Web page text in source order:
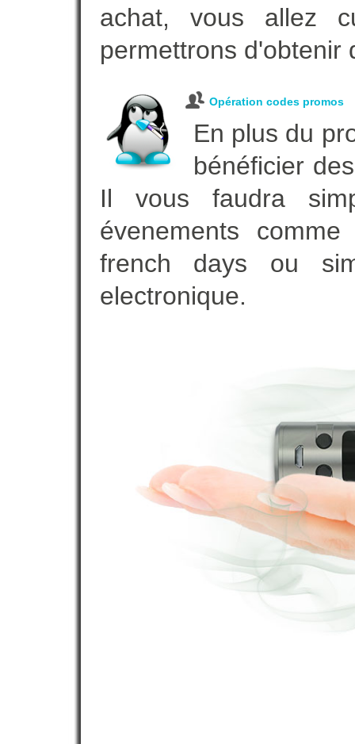
achat, vous allez
permettrons d'obtenir
Opération codes promos
En plus du
bénéficier
Il vous faudra
évenements
french days ou
electronique.